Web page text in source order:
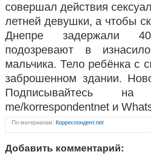
совершал действия
летней девушки, а чтобы
Днепре задержали
подозревают в
мальчика. Тело ребёнка с
заброшенном здании.
Подписывайтесь
me/korrespondentnet и
По материалам: Корреспондент.net
Добавить комментарий: